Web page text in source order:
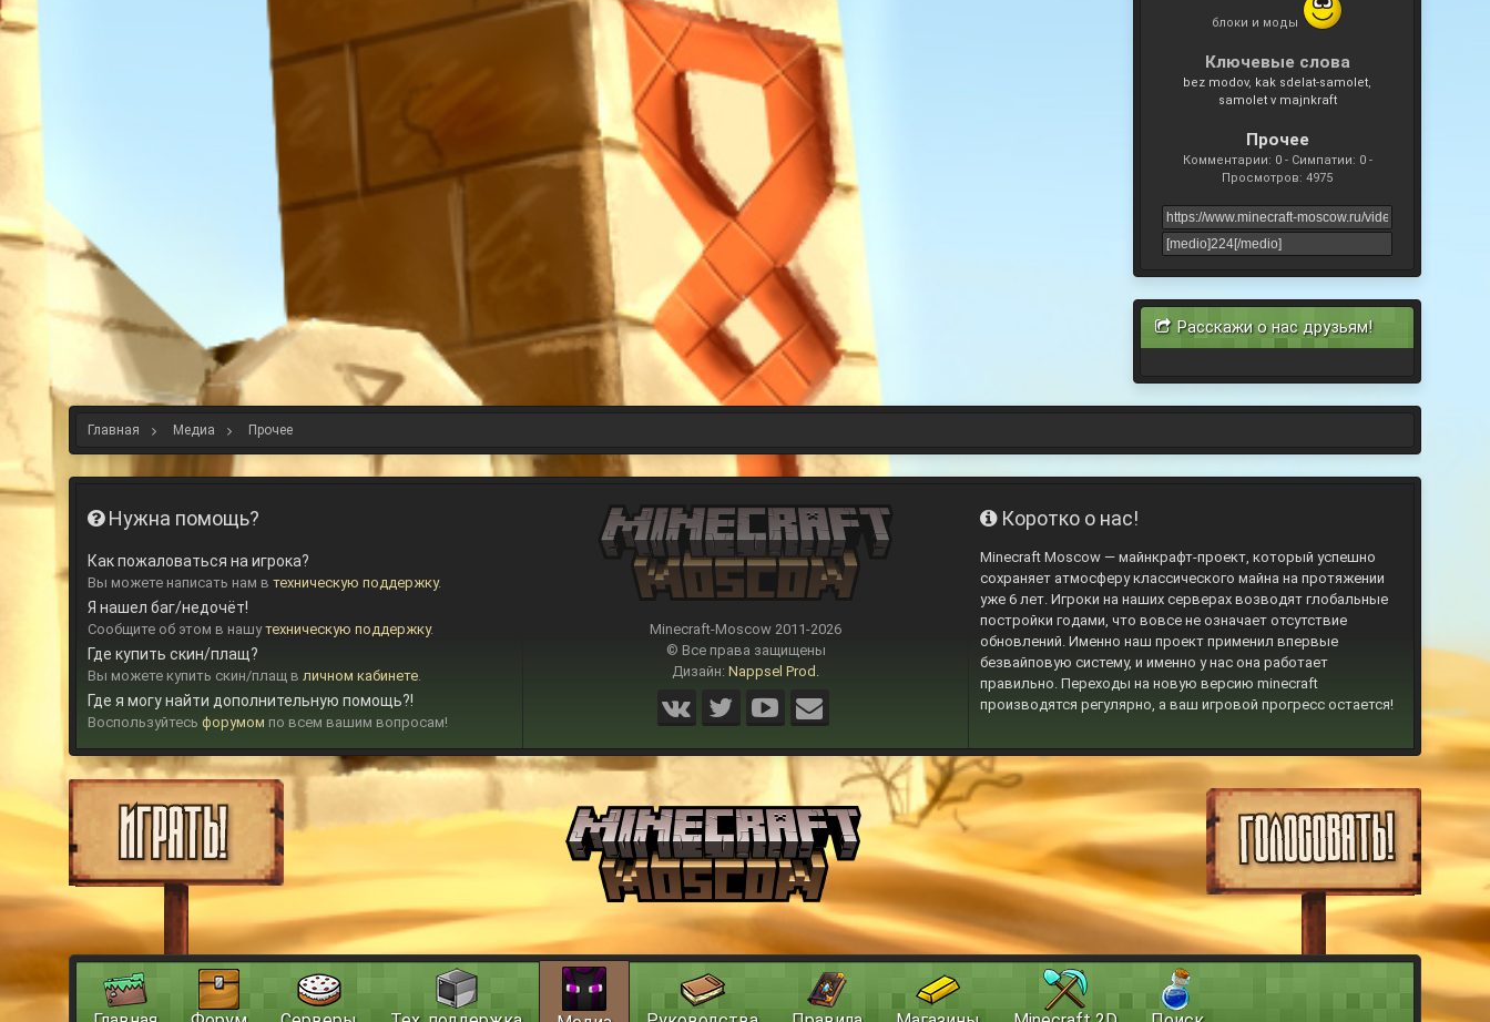
блоки и моды
Ключевые слова
bez modov kak sdelat-samolet
samolet v majnkraft
Прочее
Комментарии: 0 - Симпатии: 0 -
Просмотров: 4975
Расскажи о нас друзьям!
Главная Медиа Прочее
Нужна помощь?
Как пожаловаться на игрока?
Вы можете написать нам в техническую поддержку.
Я нашел баг/недочёт!
Сообщите об этом в нашутехническую поддержку.
Где купить скин/плащ?
Вы можете купить скин/плащ в личном кабинете.
Где я могу найти дополнительную помощь?!
Воспользуйтесь форумом по всем вашим вопросам!
Minecraft-Moscow 2011-2026
© Все права защищены
Дизайн: Nappsel Prod.
Коротко о нас!
Minecraft Moscow — майнкрафт-проект, который успешно
сохраняет атмосферу классического майна на протяжении
уже 6 лет. Игроки на наших серверах возводят глобальные
постройки годами, что вовсе не означает отсутствие
обновлений. Именно наш проект применил впервые
безвайповую систему, и именно у нас она работает
правильно. Переходы на новую версию minecraft
производятся регулярно, а ваш игровой прогресс остается!